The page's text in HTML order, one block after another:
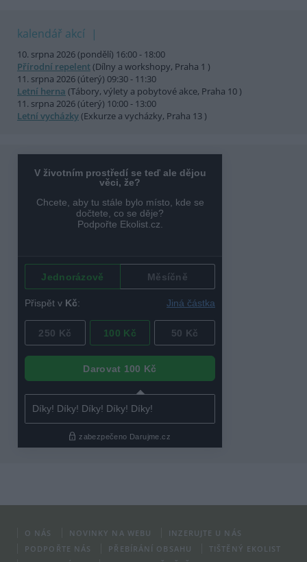
kalendář akcí
10. srpna 2026 (pondělí) 16:00 - 18:00
Přírodní repelent(Dílny a workshopy, Praha 1 )
11. srpna 2026 (úterý) 09:30 - 11:30
Letní herna (Tábory, výlety a pobytové akce, Praha 10 )
11. srpna 2026 (úterý) 10:00 - 13:00
Letní vycházky(Exkurze a vycházky, Praha 13 )
O NÁS NOVINKY NA WEBU
INZERUJTE U NÁS
PODPOŘTE NÁS
PŘEBÍRÁNÍ OBSAHU
TIŠTĚNÝ EKOLIST